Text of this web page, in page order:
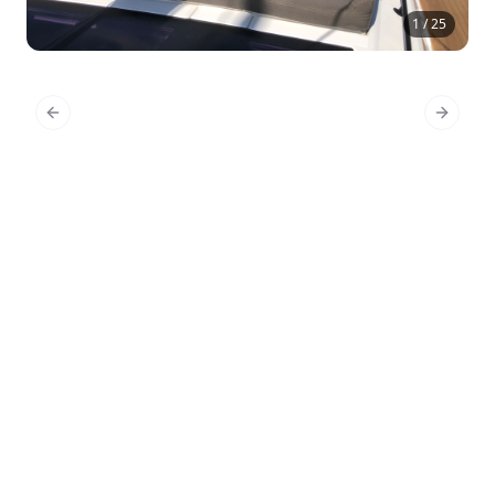
1 / 25
Previous Slide Next